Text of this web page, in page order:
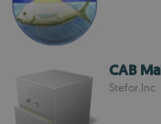
CAB
Stefor.Inc